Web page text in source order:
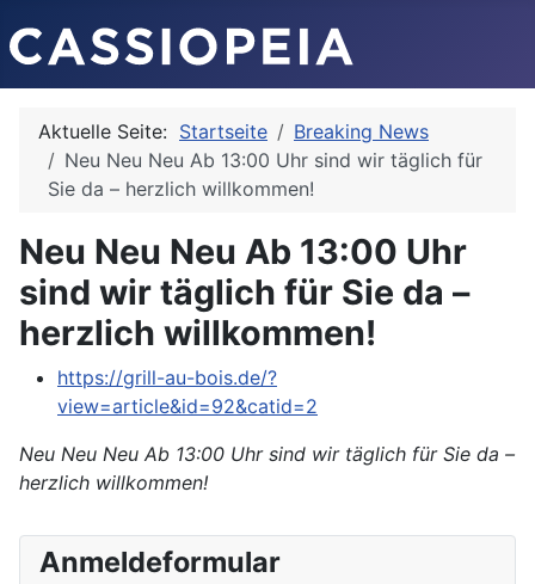
Aktuelle Seite: Startseite
Breaking News
Neu Neu Neu Ab 13:00 Uhr sind wir täglich für
Sie da – herzlich willkommen!
Neu Neu Neu Ab 13:00 Uhr
sind wir täglich für Sie da –
herzlich willkommen!
https://grill-au-bois.de/?
view=article&id=92&catid=2
Neu Neu Neu Ab 13:00 Uhr sind wir täglich für Sie da –
herzlich willkommen!
Anmeldeformular